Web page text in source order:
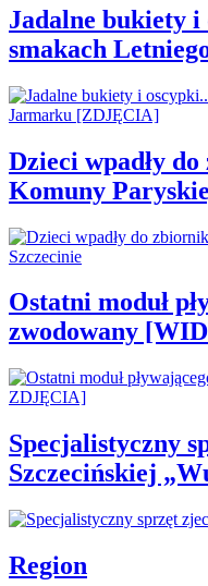
Jadalne bukiety i
smakach
Dzieci wpadły
Komuny
Ostatni moduł
zwodowany
Specjalistyczny
Szczecińskiej
Region